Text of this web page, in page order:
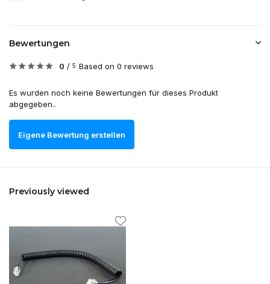
Bewertungen
0 / 5 Based on 0 reviews
Es wurden noch keine Bewertungen für dieses Produkt
abgegeben..
Eigene Bewertung erstellen
Previously viewed